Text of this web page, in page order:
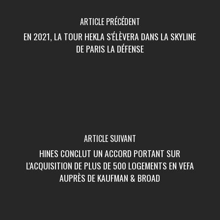
ARTICLE PRÉCÉDENT
EN 2021, LA TOUR HEKLA S'ÉLÈVERA DANS LA SKYLINE
DE PARIS LA DÉFENSE
ARTICLE SUIVANT
HINES CONCLUT UN ACCORD PORTANT SUR
L'ACQUISITION DE PLUS DE 500 LOGEMENTS EN VEFA
AUPRÈS DE KAUFMAN & BROAD